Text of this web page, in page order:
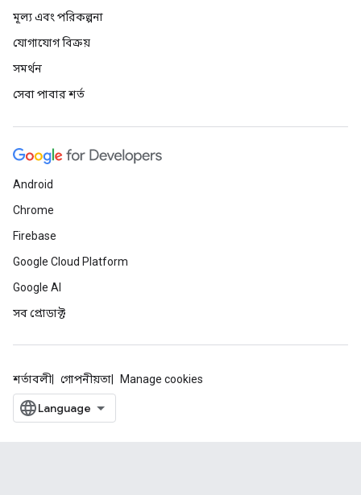
মূল্য এবং পরিকল্পনা
যোগাযোগ বিক্রয়
সমর্থন
সেবা পাবার শর্ত
Android
Chrome
Firebase
Google Cloud Platform
Google AI
সব প্রোডাক্ট
শর্তাবলী গোপনীয়তা Manage cookies